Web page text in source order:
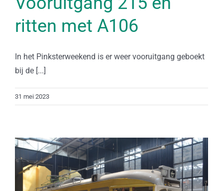
ritten met A106
In het Pinksterweekend is er weer vooruitgang geboekt
bij de [...]
31 mei 2023